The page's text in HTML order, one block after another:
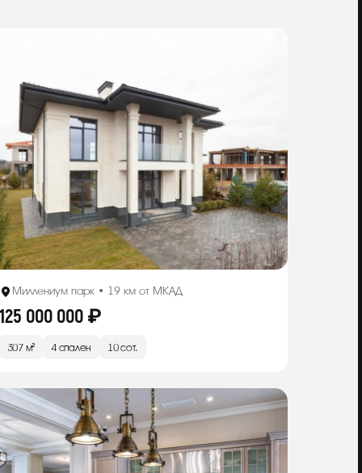
Миллениум парк • 19 км от МКАД
000 000 ₽
307 м² 4 спален 10 сот.